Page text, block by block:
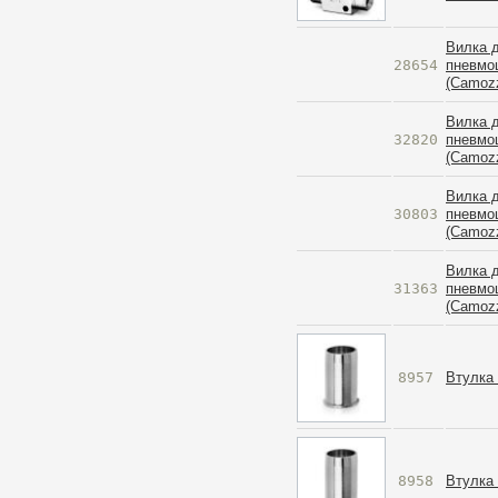
28654
Вилка
32820
Вилка
30803
Вилка
31363
Вилка
8957
8958